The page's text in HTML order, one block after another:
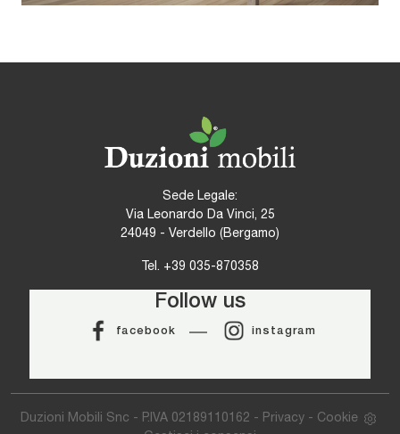
Sede Legale:
Via Leonardo Da Vinci, 25
24049 - Verdello (Bergamo)
Tel. +39 035-870358
Follow us
facebook instagram
Duzioni Mobili Snc - P.IVA 02189110162 - Privacy- Cookie